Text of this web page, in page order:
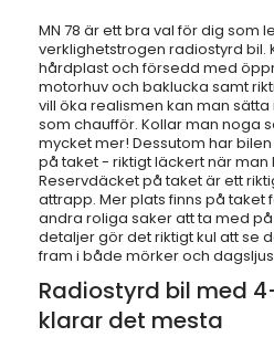
MN 78 är ett bra val för dig som
verklighetstrogen radiostyrd bil.
hårdplast och försedd med
motorhuv och baklucka samt
vill öka realismen kan man
som chaufför. Kollar man noga
mycket mer! Dessutom har
på taket - riktigt läckert när man
Reservdäcket på taket är ett
attrapp. Mer plats finns på taket
andra roliga saker att ta med
detaljer gör det riktigt kul att se
fram i både mörker och
Radiostyrd bil med
klarar det mesta